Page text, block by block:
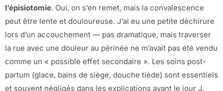
l’épisiotomie. Oui, on s’en remet, mais la convalescence
peut être lente et douloureuse. J’ai eu une petite déchirure
lors d’un accouchement — pas dramatique, mais traverser
la rue avec une douleur au périnée ne m’avait pas été vendu
comme un « possible effet secondaire ». Les soins post-
partum (glace, bains de siège, douche tiède) sont essentiels
et souvent négligés dans les explications avant le jour J.